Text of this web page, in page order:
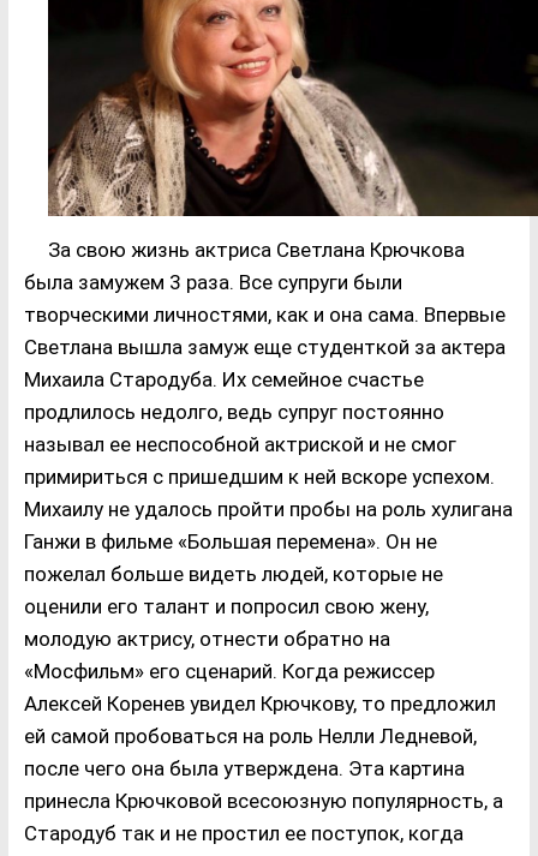
За свою жизнь актриса Светлана Крючкова
была замужем 3 раза. Все супруги были
творческими личностями, как и она сама. Впервые
Светлана вышла замуж еще студенткой за актера
Михаила Стародуба. Их семейное счастье
продлилось недолго, ведь супруг постоянно
называл ее неспособной актриской и не смог
примириться с пришедшим к ней вскоре успехом.
Михаилу не удалось пройти пробы на роль хулигана
Ганжи в фильме «Большая перемена». Он не
пожелал больше видеть людей, которые не
оценили его талант и попросил свою жену,
молодую актрису, отнести обратно на
«Мосфильм» его сценарий. Когда режиссер
Алексей Коренев увидел Крючкову, то предложил
ей самой пробоваться на роль Нелли Ледневой,
после чего она была утверждена. Эта картина
принесла Крючковой всесоюзную популярность, а
Стародуб так и не простил ее поступок, когда